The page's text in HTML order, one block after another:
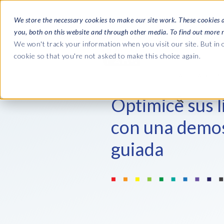
We store the necessary cookies to make our site work. These
you, both on this website and through other media. To find out more
We won't track your information when you visit our site. But in
cookie so that you're not asked to make this choice again.
SOFTWARE
Nómina SAP HCM/HXM
HCM Productivity Suite
Query Manager
Nómina SAP HCM/HXM
PRISM for Payroll
Supervisión de la integración de
Journey
Payroll
ACERCA DE
Quiénes somos
Optimice sus
con una
guiada